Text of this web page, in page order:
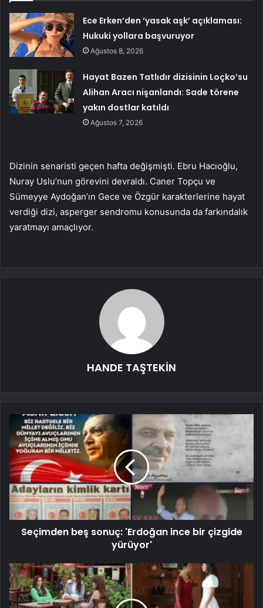
Ece Erken’den ‘yasak aşk’ açıklaması:
Hukuki yollara başvuruyor
Ağustos 8, 2026
Hayat Bazen Tatlıdır dizisinin Loçko’su
Alihan Aracı nişanlandı: Sade törene
yakın dostlar katıldı
Ağustos 7, 2026
Dizinin senaristi geçen hafta değişmişti. Ebru Hacıoğlu,
Nuray Uslu’nun görevini devraldı. Caner Topçu ve
Sümeyye Aydoğan’ın Gece ve Özgür karakterlerine hayat
verdiği dizi, asperger sendromu konusunda da farkındalık
yaratmayı amaçlıyor.
HANDE TAŞTEKİN
Seçimden beş sonuç: 'Erdoğan ince bir çizgide
yürüyor'